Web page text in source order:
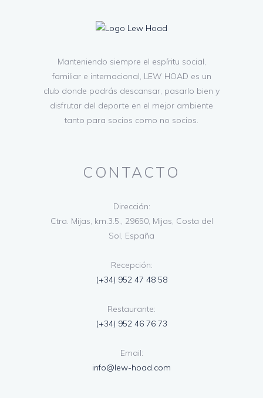
Manteniendo siempre el espíritu social,
familiar e internacional, LEW HOAD es un
club donde podrás descansar, pasarlo bien y
disfrutar del deporte en el mejor ambiente
tanto para socios como no socios.
CONTACTO
Dirección:
Ctra. Mijas, km.3.5., 29650, Mijas, Costa del
Sol, España
Recepción:
(+34) 952 47 48 58
Restaurante:
(+34) 952 46 76 73
Email:
info@lew-hoad.com